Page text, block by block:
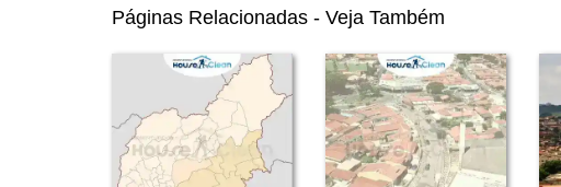
Páginas Relacionadas - Veja Também